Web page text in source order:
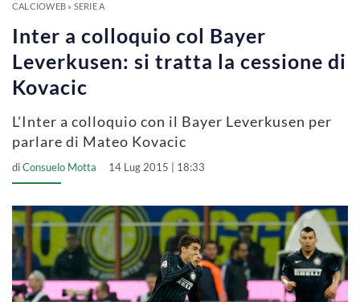
CALCIOWEB» SERIE A
Inter a colloquio col Bayer
Leverkusen: si tratta la cessione di
Kovacic
L'Inter a colloquio con il Bayer Leverkusen per
parlare di Mateo Kovacic
diConsuelo Motta 14 Lug 2015 | 18:33